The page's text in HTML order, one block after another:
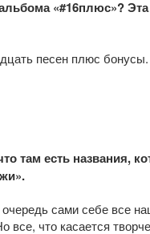
«#16плюс»?
песен плюс бонусы.
там есть названия,
сами себе все
все, что касается